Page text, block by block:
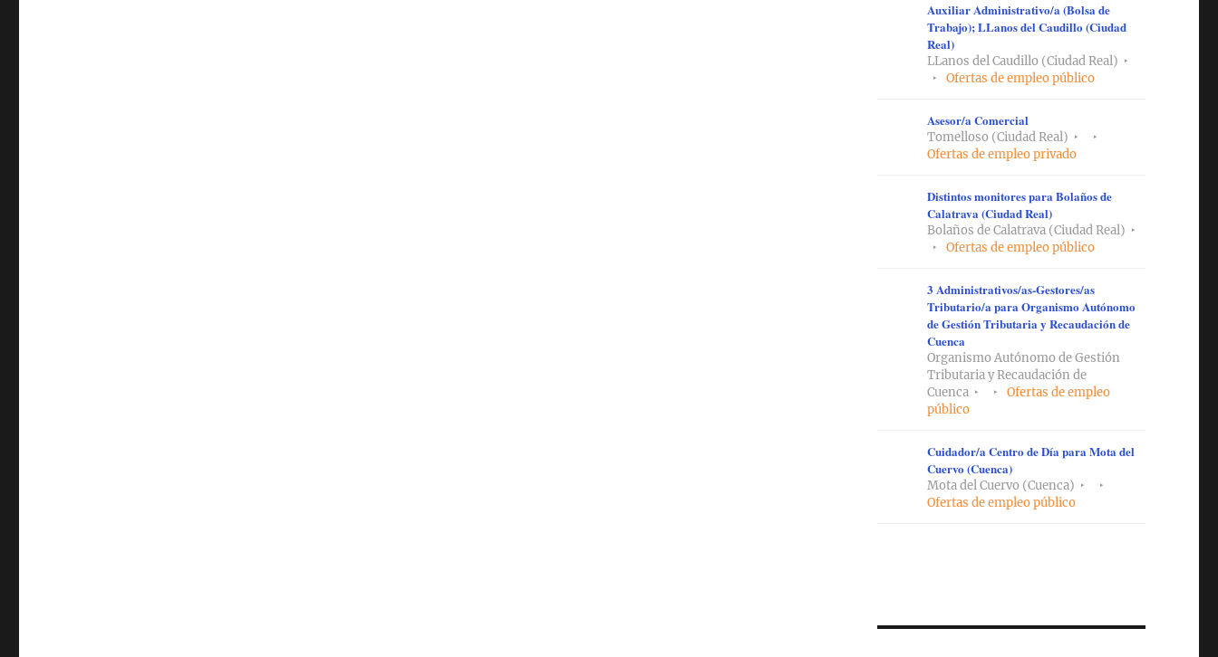
Auxiliar Administrativo/a (Bolsa de
Trabajo); LLanos del Caudillo (Ciudad
Real)
LLanos del Caudillo (Ciudad Real)
Ofertas de empleo público
Asesor/a Comercial
Tomelloso (Ciudad Real)
Ofertas de empleo privado
Distintos monitores para Bolaños de
Calatrava (Ciudad Real)
Bolaños de Calatrava (Ciudad Real)
Ofertas de empleo público
3 Administrativos/as-Gestores/as
Tributario/a para Organismo Autónomo
de Gestión Tributaria y Recaudación de
Cuenca
Organismo Autónomo de Gestión
Tributaria y Recaudación de
Cuenca
Ofertas de empleo
público
Cuidador/a Centro de Día para Mota del
Cuervo (Cuenca)
Mota del Cuervo (Cuenca)
Ofertas de empleo público